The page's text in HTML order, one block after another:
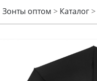
Зонты оптом > Каталог>